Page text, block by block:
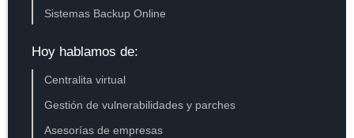
Sistemas Backup Online
Hoy hablamos de:
Centralita virtual
Gestión de vulnerabilidades y parches
Asesorías de empresas